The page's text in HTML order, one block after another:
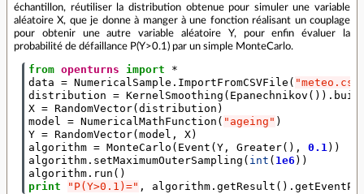
échantillon, réutiliser la distribution obtenue pour simuler une variable
aléatoire X, que je donne à manger à une fonction réalisant un couplage
pour obtenir une autre variable aléatoire Y, pour enfin évaluer la
probabilité de défaillance P(Y>0.1) par un simple MonteCarlo.
from openturns import
*
data = NumericalSample . ImportFromCSVFile (
distribution = KernelSmoothing ( Epanechnikov ()) .
X = RandomVector( distribution )
model = NumericalMathFunction ( "ageing" )
Y = RandomVector( model , X)
algorithm = MonteCarlo ( Event ( Y , Greater(), 0.1))
algorithm . setMaximumOuterSampling ( int ( 1e6 ))
algorithm . run ()
print
"P(Y>0.1)=" , algorithm . getResult () .